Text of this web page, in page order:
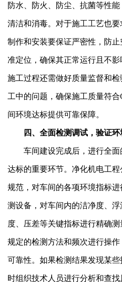
防水、防火、防尘、抗菌等性
清洁和消毒。对于施工工艺也
制作和安装要保证严密性，防
准定位，确保其正常运行且不影
施工过程还需做好质量监督和
工中的问题，确保施工质量符
间环境达标提供可靠保障。
四、全面检测调试，验证环
车间建设完成后，进行全面
达标的重要环节。净化机电工
规范，对车间的各项环境指标
测设备，对车间内的洁净度、
度、压差等关键指标进行精确
规定的检测方法和频次进行操
可靠性。如果检测结果发现某
时组织技术人员进行分析和查